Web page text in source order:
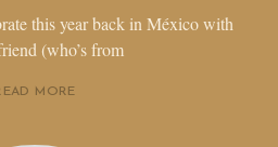
this year back in México with
(who’s from
MORE